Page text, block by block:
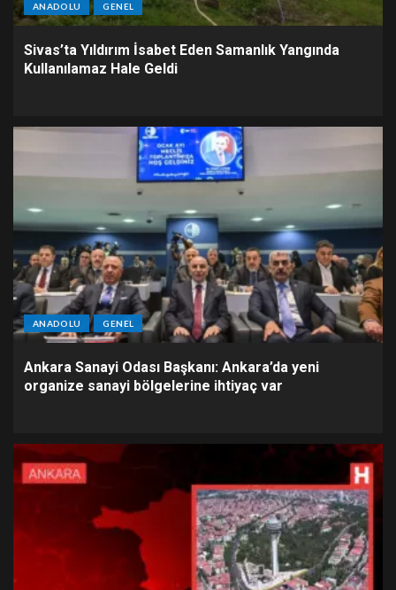
ANADOLU GENEL
Sivas’ta Yıldırım İsabet Eden Samanlık Yangında
Kullanılamaz Hale Geldi
ANADOLU GENEL
Ankara Sanayi Odası Başkanı: Ankara’da yeni
organize sanayi bölgelerine ihtiyaç var